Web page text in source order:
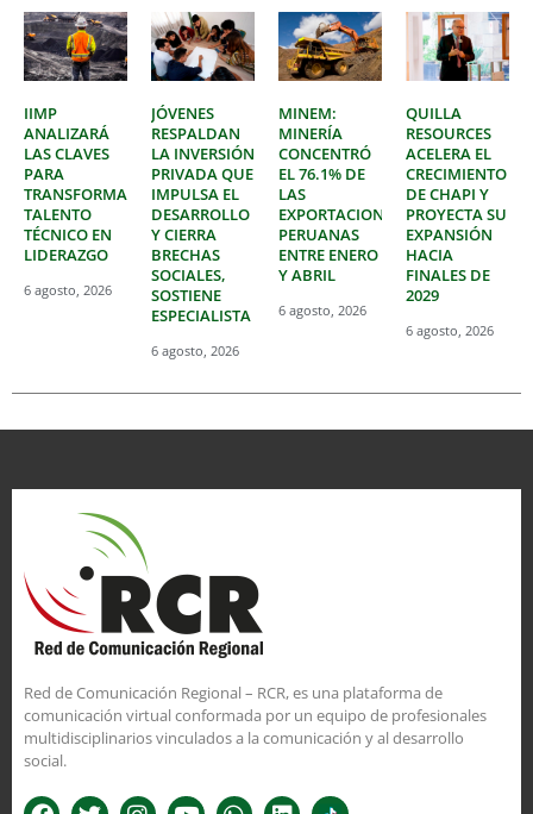
IIMP
ANALIZARÁ
LAS CLAVES
PARA
TRANSFORMAR
TALENTO
TÉCNICO EN
LIDERAZGO
6 agosto, 2026
JÓVENES
RESPALDAN
LA INVERSIÓN
PRIVADA QUE
IMPULSA EL
DESARROLLO
Y CIERRA
BRECHAS
SOCIALES,
SOSTIENE
ESPECIALISTA
6 agosto, 2026
MINEM:
MINERÍA
CONCENTRÓ
EL 76.1% DE
LAS
EXPORTACIONES
PERUANAS
ENTRE ENERO
Y ABRIL
6 agosto, 2026
QUILLA
RESOURCES
ACELERA EL
CRECIMIENTO
DE CHAPI Y
PROYECTA SU
EXPANSIÓN
HACIA
FINALES DE
2029
6 agosto, 2026
Red de Comunicación Regional – RCR, es una plataforma de
comunicación virtual conformada por un equipo de profesionales
multidisciplinarios vinculados a la comunicación y al desarrollo
social.